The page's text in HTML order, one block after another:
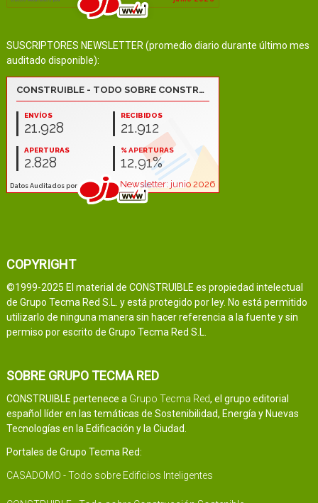
SUSCRIPTORES NEWSLETTER (promedio diario durante último mes
auditado disponible):
COPYRIGHT
©1999-2025 El material de CONSTRUIBLE es propiedad intelectual
de Grupo Tecma Red S.L. y está protegido por ley. No está permitido
utilizarlo de ninguna manera sin hacer referencia a la fuente y sin
permiso por escrito de Grupo Tecma Red S.L.
SOBRE GRUPO TECMA RED
CONSTRUIBLE pertenece a Grupo Tecma Red, el grupo editorial
español líder en las temáticas de Sostenibilidad, Energía y Nuevas
Tecnologías en la Edificación y la Ciudad.
Portales de Grupo Tecma Red:
CASADOMO - Todo sobre Edificios Inteligentes